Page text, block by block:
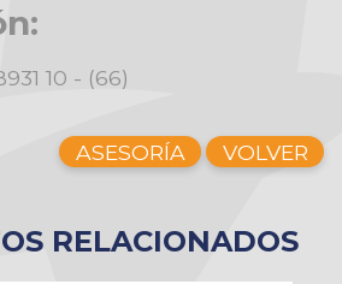
10 - (66)
ASESORÍA VOLVER
RELACIONADOS